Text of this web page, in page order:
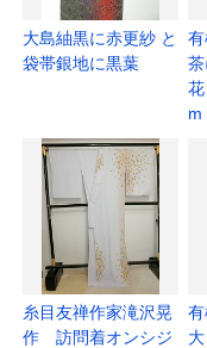
大島紬黒に赤更紗 と
袋帯銀地に黒葉
糸目友禅作家滝沢晃
作 訪問着オンシジ